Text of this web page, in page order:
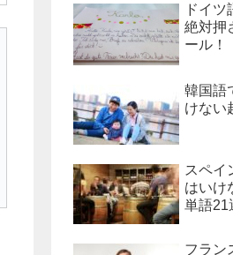
ドイツ
絶対押
ール！
韓国語
けない
スペイ
はいけ
単語21
フラン